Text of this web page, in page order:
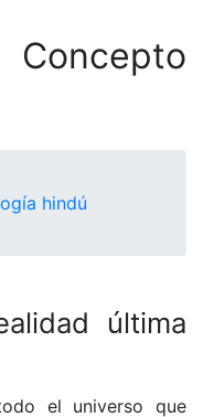
Concepto
hindú
última
el universo que